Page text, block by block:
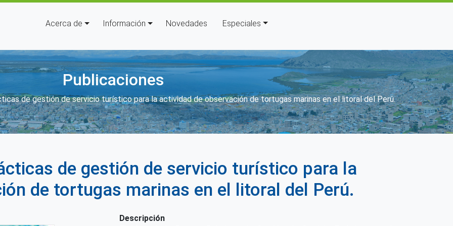
Navegación principal
Acerca de Información Novedades Especiales
Publicaciones
a la navegación
de gestión de servicio turístico para la actividad de observación de tortugas marinas en el litoral del Perú.
de gestión de servicio turístico para la
de tortugas marinas en el litoral del Perú.
Descripción